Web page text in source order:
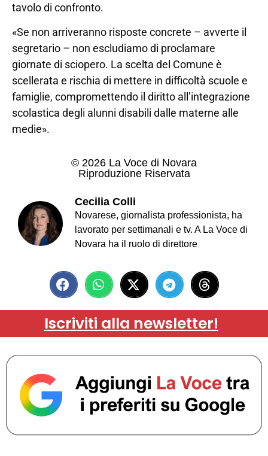
tavolo di confronto.
«Se non arriveranno risposte concrete – avverte il
segretario – non escludiamo di proclamare
giornate di sciopero. La scelta del Comune è
scellerata e rischia di mettere in difficoltà scuole e
famiglie, compromettendo il diritto all’integrazione
scolastica degli alunni disabili dalle materne alle
medie».
© 2026 La Voce di Novara
Riproduzione Riservata
Cecilia Colli
Novarese, giornalista professionista, ha
lavorato per settimanali e tv. A La Voce di
Novara ha il ruolo di direttore
Iscriviti alla newsletter!